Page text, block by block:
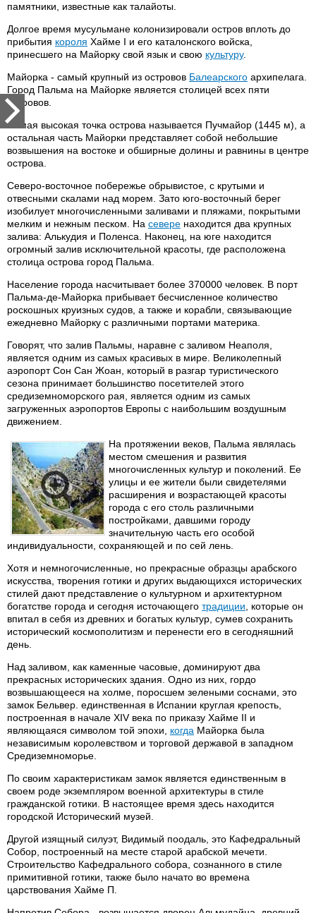
памятники, известные как талайоты.
Долгое время мусульмане колонизировали остров вплоть до
прибытия короля Хайме I и его каталонского войска,
принесшего на Майорку свой язык и свою культуру.
Майорка - самый крупный из островов Балеарского архипелага.
Город Пальма на Майорке является столицей всех пяти
островов.
Самая высокая точка острова называется Пучмайор (1445 м), а
остальная часть Майорки представляет собой небольшие
возвышения на востоке и обширные долины и равнины в центре
острова.
Северо-восточное побережье обрывистое, с крутыми и
отвесными скалами над морем. Зато юго-восточный берег
изобилует многочисленными заливами и пляжами, покрытыми
мелким и нежным песком. На севере находится два крупных
залива: Алькудия и Поленса. Наконец, на юге находится
огромный залив исключительной красоты, где расположена
столица острова город Пальма.
Население города насчитывает более 370000 человек. В порт
Пальма-де-Майорка прибывает бесчисленное количество
роскошных круизных судов, а также и корабли, связывающие
ежедневно Майорку с различными портами материка.
Говорят, что залив Пальмы, наравне с заливом Неаполя,
является одним из самых красивых в мире. Великолепный
аэропорт Сон Сан Жоан, который в разгар туристического
сезона принимает большинство посетителей этого
средиземноморского рая, является одним из самых
загруженных аэропортов Европы с наибольшим воздушным
движением.
На протяжении веков, Пальма являлась
местом смешения и развития
многочисленных культур и поколений. Ее
улицы и ее жители были свидетелями
расширения и возрастающей красоты
города с его столь различными
постройками, давшими городу
значительную часть его особой
индивидуальности, сохраняющей и по сей лень.
Хотя и немногочисленные, но прекрасные образцы арабского
искусства, творения готики и других выдающихся исторических
стилей дают представление о культурном и архитектурном
богатстве города и сегодня источающего традиции , которые он
впитал в себя из древних и богатых культур, сумев сохранить
исторический космополитизм и перенести его в сегодняшний
день.
Над заливом, как каменные часовые, доминируют два
прекрасных исторических здания. Одно из них, гордо
возвышающееся на холме, поросшем зелеными соснами, это
замок Бельвер. единственная в Испании круглая крепость,
построенная в начале XIV века по приказу Хайме II и
являющаяся символом той эпохи, когда Майорка была
независимым королевством и торговой державой в западном
Средиземноморье.
По своим характеристикам замок является единственным в
своем роде экземпляром военной архитектуры в стиле
гражданской готики. В настоящее время здесь находится
городской Исторический музей.
Другой изящный силуэт, Видимый поодаль, это Кафедральный
Собор, построенный на месте старой арабской мечети.
Строительство Кафедрального собора, сознанного в стиле
примитивной готики, также было начато во времена
царствования Хайме П.